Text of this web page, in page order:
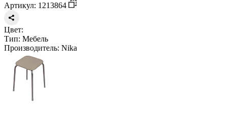
Артикул: 1213864
Цвет:
Тип: Мебель
Производитель: Nika